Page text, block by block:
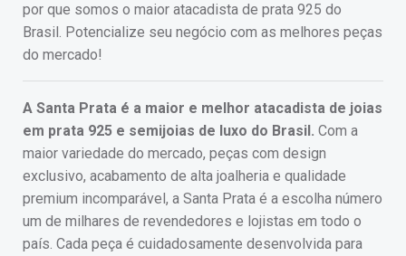
por que somos o maior atacadista de prata 925 do
Brasil. Potencialize seu negócio com as melhores peças
do mercado!
A Santa Prata é a maior e melhor atacadista de joias
em prata 925 e semijoias de luxo do Brasil. Com a
maior variedade do mercado, peças com design
exclusivo, acabamento de alta joalheria e qualidade
premium incomparável, a Santa Prata é a escolha número
um de milhares de revendedores e lojistas em todo o
país. Cada peça é cuidadosamente desenvolvida para